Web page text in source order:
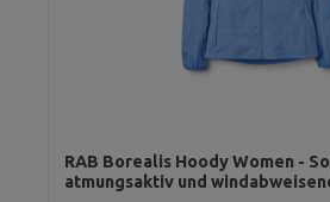
RAB Borealis Hoody Women -
atmungsaktiv und